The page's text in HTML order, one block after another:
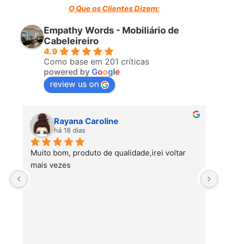
O Que os Clientes Dizem:
Empathy Words - Mobiliário de
Cabeleireiro
4.9
Como base em 201 críticas
powered by Google
review us on
Rayana Caroline
há 18 dias
Muito bom, produto de qualidade,irei voltar
mais vezes